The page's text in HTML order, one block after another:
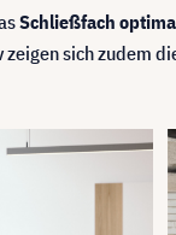
Schließfach
sich